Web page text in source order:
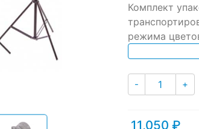
ratings
Комплект
режима
- Количество
+
11,050 ₽